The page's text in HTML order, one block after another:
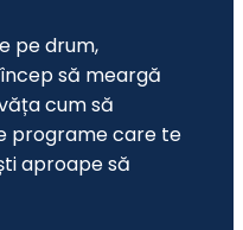
pe drum,
să meargă
cum să
programe care te
aproape să